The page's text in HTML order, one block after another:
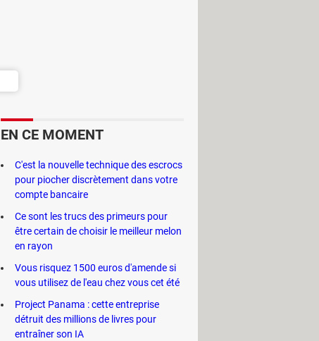
EN CE MOMENT
C'est la nouvelle technique des escrocs
pour piocher discrètement dans votre
compte bancaire
Ce sont les trucs des primeurs pour
être certain de choisir le meilleur melon
en rayon
Vous risquez 1500 euros d'amende si
vous utilisez de l'eau chez vous cet été
Project Panama : cette entreprise
détruit des millions de livres pour
entraîner son IA